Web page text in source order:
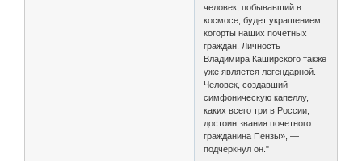
человек, побывавший в
космосе, будет украшением
когорты наших почетных
граждан. Личность
Владимира Каширского также
уже является легендарной.
Человек, создавший
симфоническую капеллу,
каких всего три в России,
достоин звания почетного
гражданина Пензы», —
подчеркнул он."